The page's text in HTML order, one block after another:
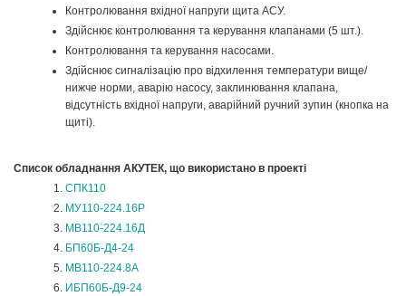
Контролювання вхідної напруги щита АСУ.
Здійснює контролювання та керування клапанами (5 шт.).
Контролювання та керування насосами.
Здійснює сигналізацію про відхилення температури вище/
нижче норми, аварію насосу, заклинювання клапана,
відсутність вхідної напруги, аварійний ручний зупин (кнопка на
щиті).
Список обладнання АКУТЕК, що використано в проекті
СПК110
МУ110-224.16Р
МВ110-224.16Д
БП60Б-Д4-24
МВ110-224.8А
ИБП60Б-Д9-24